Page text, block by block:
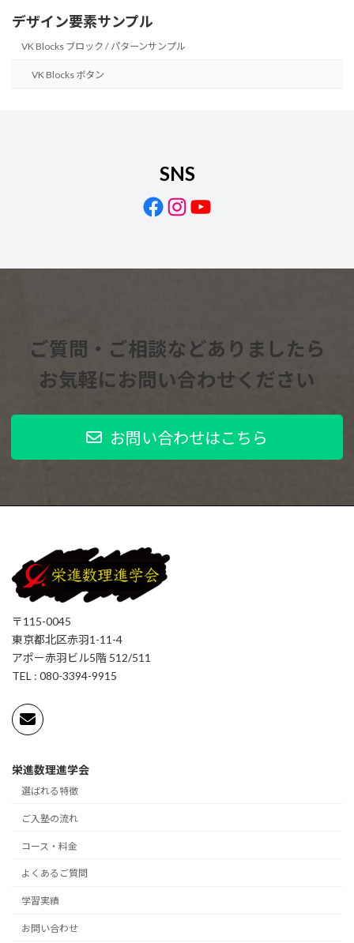
デザイン要素サンプル
VK Blocks ブロック / パターンサンプル
VK Blocks ボタン
SNS
Facebook
Instagram
YouTube
ご質問・ご相談などありましたら
お気軽にお問い合わせください
お問い合わせはこちら
〒115-0045
東京都北区赤羽1-11-4
アポー赤羽ビル5階 512/511
TEL : 080-3394-9915
栄進数理進学会
選ばれる特徴
ご入塾の流れ
コース・料金
よくあるご質問
学習実績
お問い合わせ